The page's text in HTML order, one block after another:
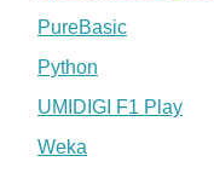
PureBasic
Python
UMIDIGI F1 Play
Weka